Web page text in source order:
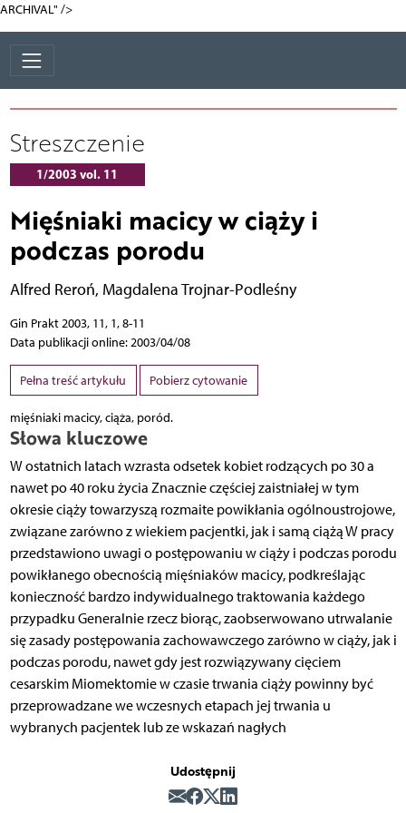
ARCHIVAL" />
Streszczenie
1/2003 vol. 11
Mięśniaki macicy w ciąży i
podczas porodu
Alfred Reroń, Magdalena Trojnar-Podleśny
Gin Prakt 2003, 11, 1, 8-11
Data publikacji online: 2003/04/08
Pełna treść artykułu Pobierz cytowanie
mięśniaki macicy, ciąża, poród.
Słowa kluczowe
W ostatnich latach wzrasta odsetek kobiet rodzących po 30 a
nawet po 40 roku życia Znacznie częściej zaistniałej w tym
okresie ciąży towarzyszą rozmaite powikłania ogólnoustrojowe,
związane zarówno z wiekiem pacjentki, jak i samą ciążą W pracy
przedstawiono uwagi o postępowaniu w ciąży i podczas porodu
powikłanego obecnością mięśniaków macicy, podkreślając
konieczność bardzo indywidualnego traktowania każdego
przypadku Generalnie rzecz biorąc, zaobserwowano utrwalanie
się zasady postępowania zachowawczego zarówno w ciąży, jak i
podczas porodu, nawet gdy jest rozwiązywany cięciem
cesarskim Miomektomie w czasie trwania ciąży powinny być
przeprowadzane we wczesnych etapach jej trwania u
wybranych pacjentek lub ze wskazań nagłych
Udostępnij